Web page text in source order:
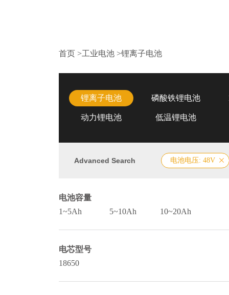
首页 >工业电池 >锂离子电池
锂离子电池 磷酸铁锂电池
动力锂电池 低温锂电池
Advanced Search 电池电压: 48V
电池容量
1~5Ah
5~10Ah 10~20Ah
电芯型号
18650